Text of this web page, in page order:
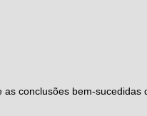
conclusões bem-